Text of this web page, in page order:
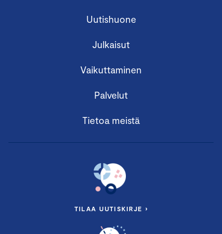
Uutishuone
Julkaisut
Vaikuttaminen
Palvelut
Tietoa meistä
TILAA UUTISKIRJE ›